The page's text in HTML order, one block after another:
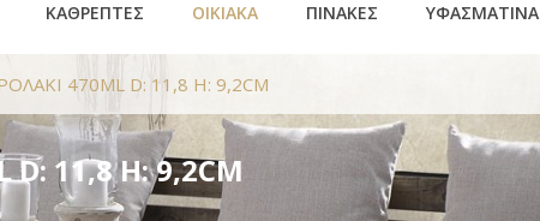
ΚΑΘΡΕΠΤΕΣ ΟΙΚΙΑΚΑ ΠΙΝΑΚΕΣ ΥΦΑΣΜΑΤΙΝΑ
470ML D: 11,8 H: 9,2CM
D: 11,8 H: 9,2CM